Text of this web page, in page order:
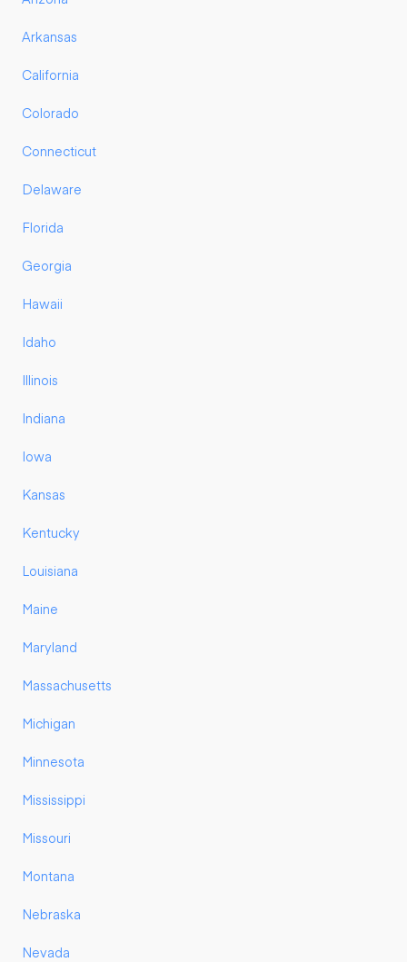
Arkansas
California
Colorado
Connecticut
Delaware
Florida
Georgia
Hawaii
Idaho
Illinois
Indiana
Iowa
Kansas
Kentucky
Louisiana
Maine
Maryland
Massachusetts
Michigan
Minnesota
Mississippi
Missouri
Montana
Nebraska
Nevada